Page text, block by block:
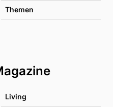
Themen
Living